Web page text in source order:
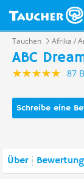
Tauchen Afrika /
ABC
87
Schreibe eine
Über